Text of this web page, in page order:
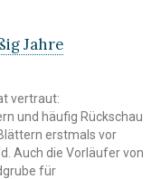
Jahre
vertraut:
und häufig Rückschau
erstmals vor
Auch die Vorläufer von
für